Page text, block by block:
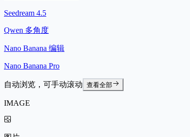
Seedream 4.5
Qwen 多角度
Nano Banana 编辑
Nano Banana Pro
自动浏览，可手动滚动 查看全部
IMAGE